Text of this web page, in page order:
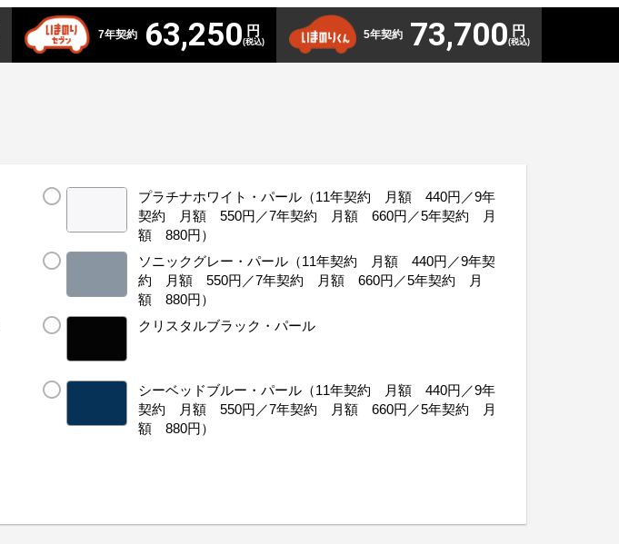
7年契約 63,250 円
(税込)
5年契約 73,700 円
(税込)
プラチナホワイト・パール（11年契約 月額 440円／9年
契約 月額 550円／7年契約 月額 660円／5年契約 月
額 880円）
ソニックグレー・パール（11年契約 月額 440円／9年契
約 月額 550円／7年契約 月額 660円／5年契約 月
額 880円）
クリスタルブラック・パール
シーベッドブルー・パール（11年契約 月額 440円／9年
契約 月額 550円／7年契約 月額 660円／5年契約 月
額 880円）